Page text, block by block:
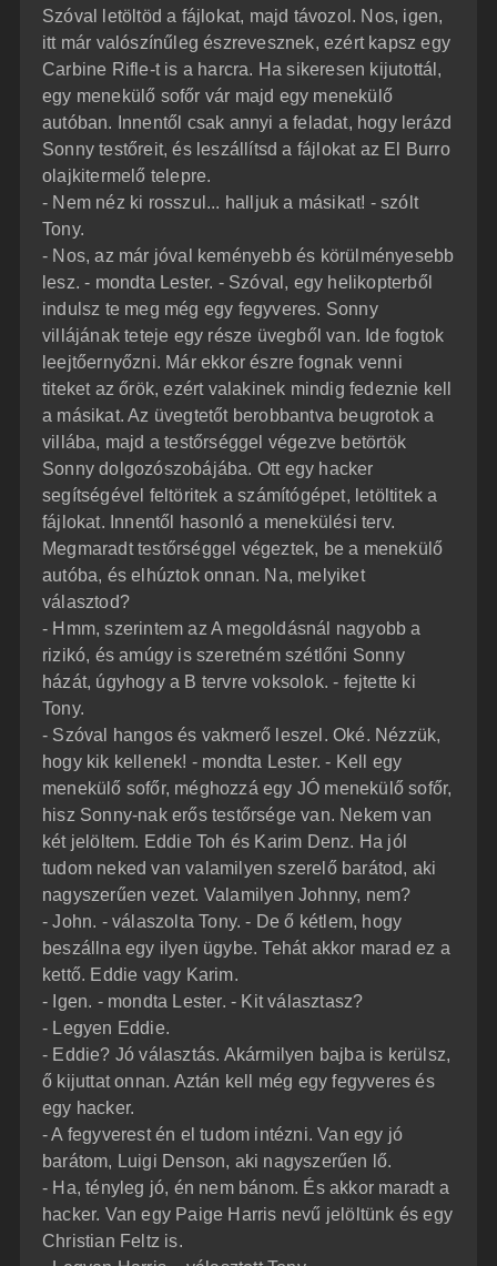
Szóval letöltöd a fájlokat, majd távozol. Nos, igen,
itt már valószínűleg észrevesznek, ezért kapsz egy
Carbine Rifle-t is a harcra. Ha sikeresen kijutottál,
egy menekülő sofőr vár majd egy menekülő
autóban. Innentől csak annyi a feladat, hogy lerázd
Sonny testőreit, és leszállítsd a fájlokat az El Burro
olajkitermelő telepre.
- Nem néz ki rosszul... halljuk a másikat! - szólt
Tony.
- Nos, az már jóval keményebb és körülményesebb
lesz. - mondta Lester. - Szóval, egy helikopterből
indulsz te meg még egy fegyveres. Sonny
villájának teteje egy része üvegből van. Ide fogtok
leejtőernyőzni. Már ekkor észre fognak venni
titeket az őrök, ezért valakinek mindig fedeznie kell
a másikat. Az üvegtetőt berobbantva beugrotok a
villába, majd a testőrséggel végezve betörtök
Sonny dolgozószobájába. Ott egy hacker
segítségével feltöritek a számítógépet, letöltitek a
fájlokat. Innentől hasonló a menekülési terv.
Megmaradt testőrséggel végeztek, be a menekülő
autóba, és elhúztok onnan. Na, melyiket
választod?
- Hmm, szerintem az A megoldásnál nagyobb a
rizikó, és amúgy is szeretném szétlőni Sonny
házát, úgyhogy a B tervre voksolok. - fejtette ki
Tony.
- Szóval hangos és vakmerő leszel. Oké. Nézzük,
hogy kik kellenek! - mondta Lester. - Kell egy
menekülő sofőr, méghozzá egy JÓ menekülő sofőr,
hisz Sonny-nak erős testőrsége van. Nekem van
két jelöltem. Eddie Toh és Karim Denz. Ha jól
tudom neked van valamilyen szerelő barátod, aki
nagyszerűen vezet. Valamilyen Johnny, nem?
- John. - válaszolta Tony. - De ő kétlem, hogy
beszállna egy ilyen ügybe. Tehát akkor marad ez a
kettő. Eddie vagy Karim.
- Igen. - mondta Lester. - Kit választasz?
- Legyen Eddie.
- Eddie? Jó választás. Akármilyen bajba is kerülsz,
ő kijuttat onnan. Aztán kell még egy fegyveres és
egy hacker.
- A fegyverest én el tudom intézni. Van egy jó
barátom, Luigi Denson, aki nagyszerűen lő.
- Ha, tényleg jó, én nem bánom. És akkor maradt a
hacker. Van egy Paige Harris nevű jelöltünk és egy
Christian Feltz is.